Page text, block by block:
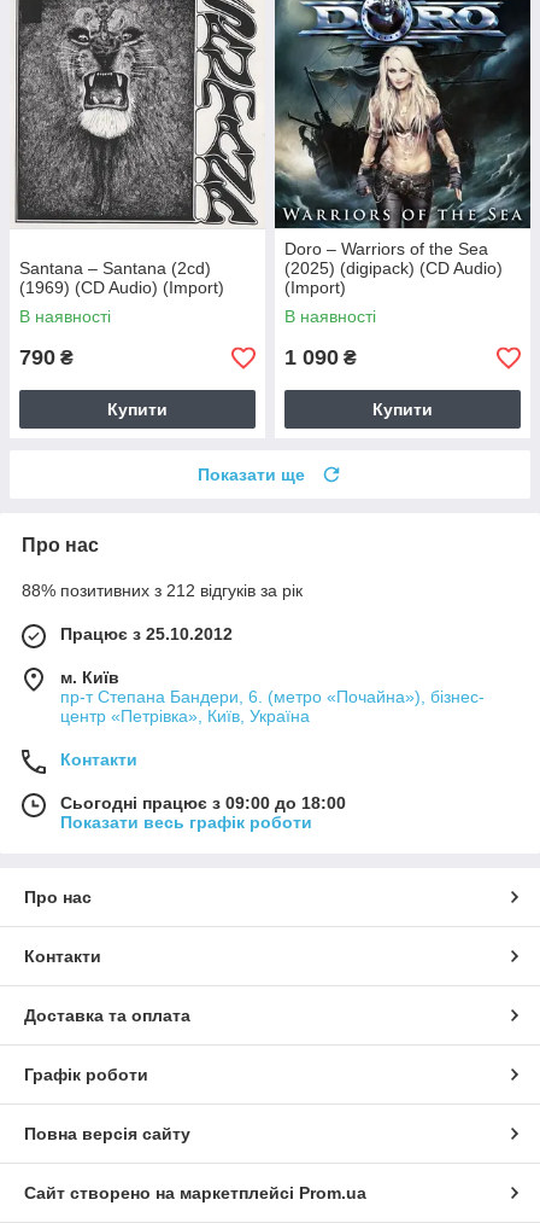
Santana – Santana (2cd)
(1969) (CD Audio) (Import)
В наявності
790 ₴
Купити
Doro – Warriors of the Sea
(2025) (digipack) (CD Audio)
(Import)
В наявності
1 090 ₴
Купити
Показати ще
Про нас
88% позитивних з 212 відгуків за рік
Працює з 25.10.2012
м. Київ
пр-т Степана Бандери, 6. (метро «Почайна»), бізнес-
центр «Петрівка», Київ, Україна
Контакти
Сьогодні працює з 09:00 до 18:00
Показати весь графік роботи
Про нас
Контакти
Доставка та оплата
Графік роботи
Повна версія сайту
Сайт створено на маркетплейсі Prom.ua